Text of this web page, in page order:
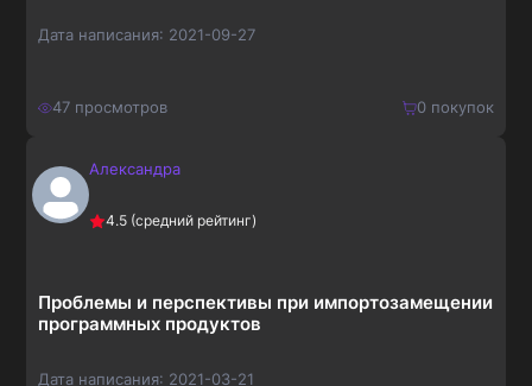
Дата написания: 2021-09-27
47 просмотров 0покупок
210₽Александра
4.5 (средний рейтинг)
Проблемы и перспективы при импортозамещении
программных продуктов
Дата написания: 2021-03-21